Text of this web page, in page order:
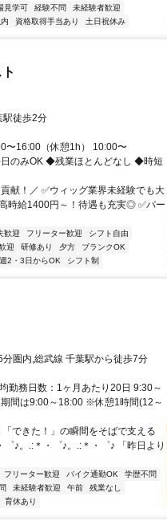
見学可 経験不問
未経験者歓迎
資格取得手当あり 土日祝休み
駅徒歩2分
〜16:00（休憩1h） 10:00〜
のみOK ◆残業ほとんどなし ◆時短
献！／ ✅ウィッグ業界未経験でも大
時給1400円～！待遇も充実◎ ✅パー
歓迎 フリーター歓迎
シフト自由
迎 研修あり 夕方
ブランクOK
週2・3日からOK シフト制
圏内,総武線 千葉駅から徒歩7分
勤務日数：1ヶ月あたり20日 9:30～
間は9:00～18:00 ※休憩1時間(12～
できた！」の瞬間をそばで支える
♪。.:＊・゜♪。.:＊・゜♪ 「昨日より
フリーター歓迎 バイク通勤OK
学歴不問
未経験者歓迎 午前
残業なし
育休あり